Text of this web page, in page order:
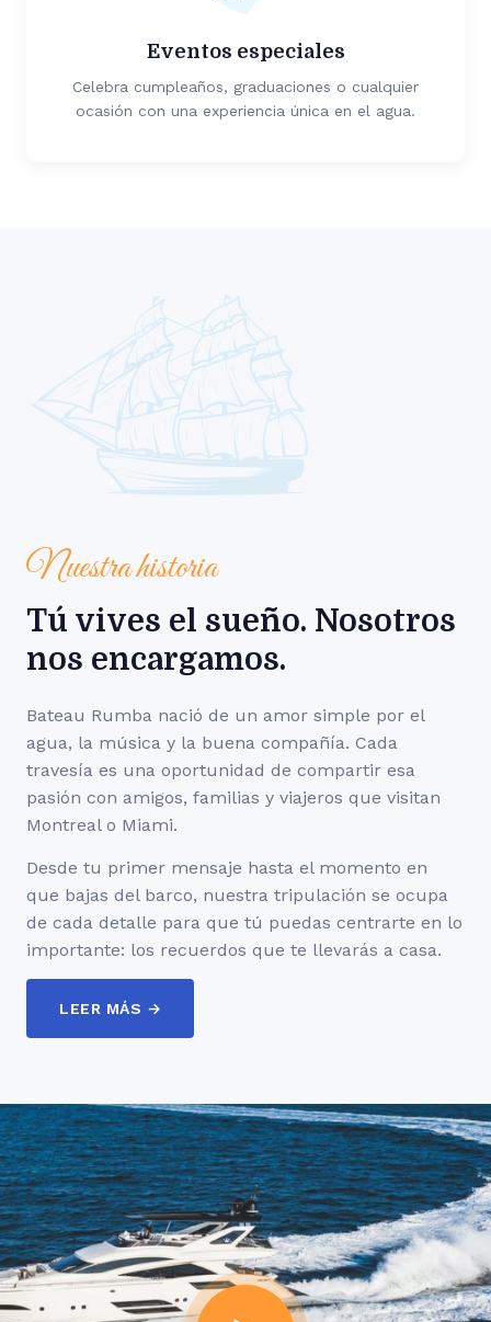
Eventos especiales
Celebra cumpleaños, graduaciones o cualquier
ocasión con una experiencia única en el agua.
Nuestra historia
Tú vives el sueño. Nosotros
nos encargamos.
Bateau Rumba nació de un amor simple por el
agua, la música y la buena compañía. Cada
travesía es una oportunidad de compartir esa
pasión con amigos, familias y viajeros que visitan
Montreal o Miami.
Desde tu primer mensaje hasta el momento en
que bajas del barco, nuestra tripulación se ocupa
de cada detalle para que tú puedas centrarte en lo
importante: los recuerdos que te llevarás a casa.
LEER MÁS →